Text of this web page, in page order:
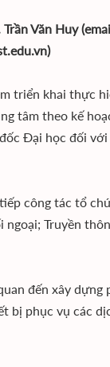
Văn Huy
triển khai thực
tâm theo kế
Đại học đối với
công tác tổ
ngoại; Truyền
đến xây
bị phục vụ các